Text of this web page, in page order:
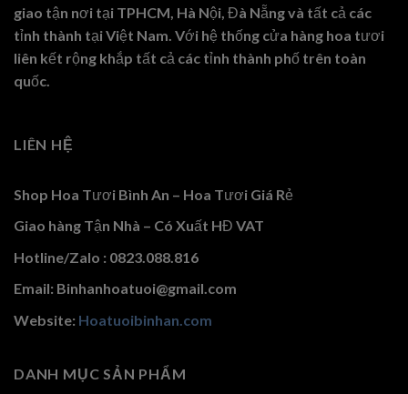
giao tận nơi tại TPHCM, Hà Nội, Đà Nẵng và tất cả các
tỉnh thành tại Việt Nam. Với hệ thống cửa hàng hoa tươi
liên kết rộng khắp tất cả các tỉnh thành phố trên toàn
quốc.
LIÊN HỆ
Shop Hoa Tươi Bình An – Hoa Tươi Giá Rẻ
Giao hàng Tận Nhà – Có Xuất HĐ VAT
Hotline/Zalo : 0823.088.816
Email: Binhanhoatuoi@gmail.com
Website: Hoatuoibinhan.com
DANH MỤC SẢN PHẨM